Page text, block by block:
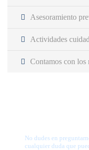
Asesoramiento
Actividades
Contamos con los
No dudes en
cualquier duda que